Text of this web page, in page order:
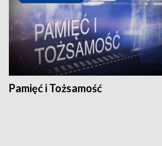
Pamięć i Tożsamość